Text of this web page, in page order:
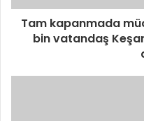
Tam kapanmada
bin vatandaş